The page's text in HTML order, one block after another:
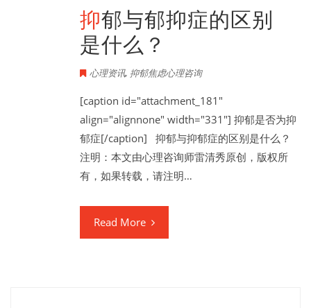
抑郁与郁抑症的区别
是什么？
心理资讯, 抑郁焦虑心理咨询
[caption id="attachment_181"
align="alignnone" width="331"] 抑郁是否为抑
郁症[/caption] 抑郁与抑郁症的区别是什么？
注明：本文由心理咨询师雷清秀原创，版权所
有，如果转载，请注明…
Read More